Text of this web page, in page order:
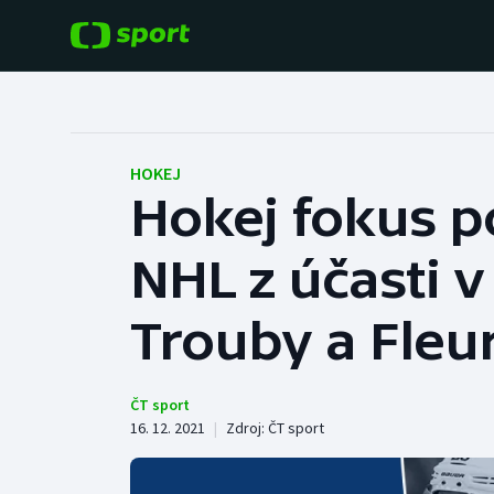
Hokej
Tenis
Atletika
Baseball a softbal
Basketbal
Biatlon
HOKEJ
Hokej fokus
NHL z účasti
Trouby a
ČT sport
16. 12. 2021 | Zdroj: ČT sport